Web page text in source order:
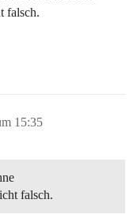
falsch.
15:35
falsch.